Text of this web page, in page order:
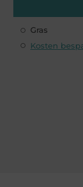
Gras
Kosten